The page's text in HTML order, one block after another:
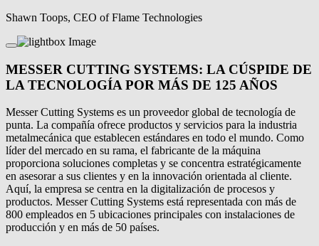
Shawn Toops, CEO of Flame Technologies
MESSER CUTTING SYSTEMS: LA CÚSPIDE DE
LA TECNOLOGÍA POR MÁS DE 125 AÑOS
Messer Cutting Systems es un proveedor global de tecnología de
punta. La compañía ofrece productos y servicios para la industria
metalmecánica que establecen estándares en todo el mundo. Como
líder del mercado en su rama, el fabricante de la máquina
proporciona soluciones completas y se concentra estratégicamente
en asesorar a sus clientes y en la innovación orientada al cliente.
Aquí, la empresa se centra en la digitalización de procesos y
productos. Messer Cutting Systems está representada con más de
800 empleados en 5 ubicaciones principales con instalaciones de
producción y en más de 50 países.